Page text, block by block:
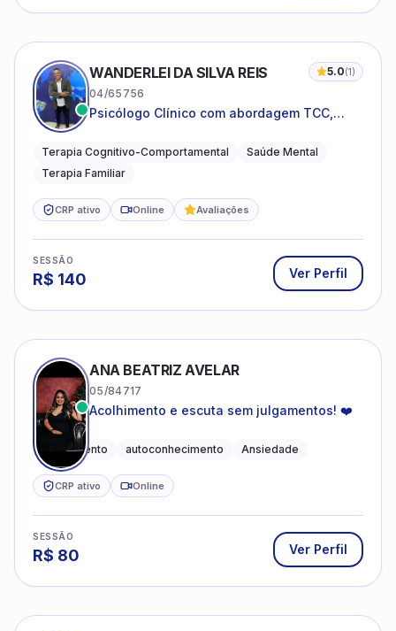
WANDERLEI DA SILVA REIS 5.0(1)
04/65756
Psicólogo Clínico com abordagem TCC,
sistêmica
Terapia Cognitivo-Comportamental
Saúde Mental
Terapia Familiar
CRP ativo Online Avaliações
SESSÃO
R$ 140 Ver Perfil
ANA BEATRIZ AVELAR
05/84717
Acolhimento e escuta sem julgamentos! ❤️
Acolhimento autoconhecimento Ansiedade
CRP ativo Online
SESSÃO
R$ 80 Ver Perfil